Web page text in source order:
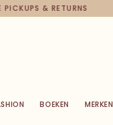
PICKUPS & RETURNS
BOEKEN MERKEN